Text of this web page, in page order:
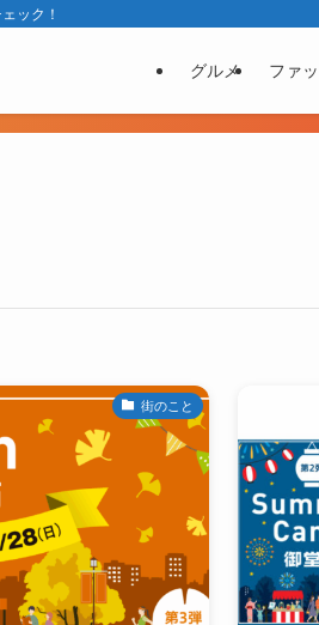
ック！
グルメ ファ
街のこと